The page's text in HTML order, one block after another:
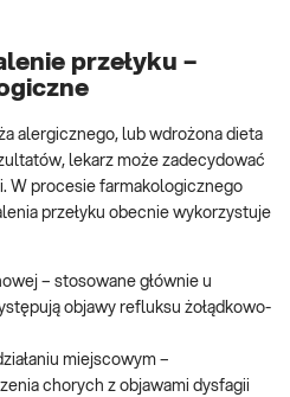
przełyku –
alergicznego, lub wdrożona dieta
lekarz może zadecydować
W procesie farmakologicznego
przełyku obecnie wykorzystuje
– stosowane głównie u
objawy refluksu żołądkowo-
miejscowym –
chorych z objawami dysfagii